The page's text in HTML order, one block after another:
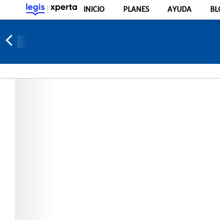
INICIO PLANES AYUDA